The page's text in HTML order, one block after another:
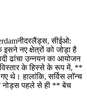
सीईओ:
इसने नए क्षेत्रों को जोड़ा है
ढांचा उन्नयन का आयोजन
के हिस्से के रूप में, **
थे। हालांकि, सर्विस लॉन्च
नोड्स पहले से ही ** बेच